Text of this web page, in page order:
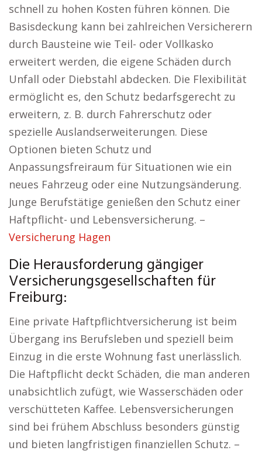
schnell zu hohen Kosten führen können. Die
Basisdeckung kann bei zahlreichen Versicherern
durch Bausteine wie Teil- oder Vollkasko
erweitert werden, die eigene Schäden durch
Unfall oder Diebstahl abdecken. Die Flexibilität
ermöglicht es, den Schutz bedarfsgerecht zu
erweitern, z. B. durch Fahrerschutz oder
spezielle Auslandserweiterungen. Diese
Optionen bieten Schutz und
Anpassungsfreiraum für Situationen wie ein
neues Fahrzeug oder eine Nutzungsänderung.
Junge Berufstätige genießen den Schutz einer
Haftpflicht- und Lebensversicherung. –
Versicherung Hagen
Die Herausforderung gängiger
Versicherungsgesellschaften für
Freiburg:
Eine private Haftpflichtversicherung ist beim
Übergang ins Berufsleben und speziell beim
Einzug in die erste Wohnung fast unerlässlich.
Die Haftpflicht deckt Schäden, die man anderen
unabsichtlich zufügt, wie Wasserschäden oder
verschütteten Kaffee. Lebensversicherungen
sind bei frühem Abschluss besonders günstig
und bieten langfristigen finanziellen Schutz. –